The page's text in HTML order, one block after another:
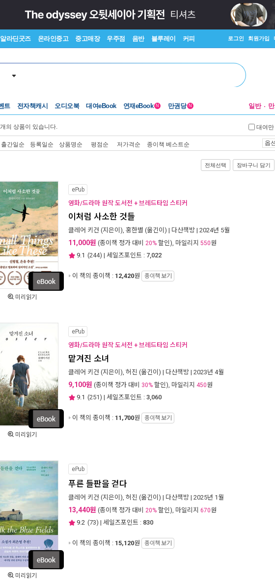
알라딘굿즈 온라인중고 중고매장 우주점 음반 블루레이 커피 로그인 회원가입
트 전자책캐시 오디오북 대여eBook 연재eBook N 만권당 N 일반
개의 상품이 있습니다. 대여만
출간일순 등록일순 상품명순 평점순 저가격순 종이책 베스트순 옵
전체선택 장바구니 담기
미리읽기
ePub
영화/드라마 원작 도서전 + 브레드타임 스티커
이처럼 사소한 것들
클레어 키건 (지은이), 홍한별 (옮긴이) | 다산책방 | 2024년 5월
11,000원 (종이책 정가 대비 20% 할인), 마일리지 550원
9.1 (244) | 세일즈포인트 : 7,022
이 책의 종이책 : 12,420원 종이책 보기
미리읽기
ePub
영화/드라마 원작 도서전 + 브레드타임 스티커
맡겨진 소녀
클레어 키건 (지은이), 허진 (옮긴이) | 다산책방 | 2023년 4월
9,100원 (종이책 정가 대비 30% 할인), 마일리지 450원
9.1 (251) | 세일즈포인트 : 3,060
이 책의 종이책 : 11,700원 종이책 보기
미리읽기
ePub
푸른 들판을 걷다
클레어 키건 (지은이), 허진 (옮긴이) | 다산책방 | 2025년 1월
13,440원 (종이책 정가 대비 20% 할인), 마일리지 670원
9.2 (73) | 세일즈포인트 : 830
이 책의 종이책 : 15,120원 종이책 보기